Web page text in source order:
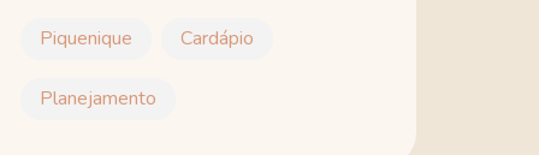
Piquenique Cardápio
Planejamento